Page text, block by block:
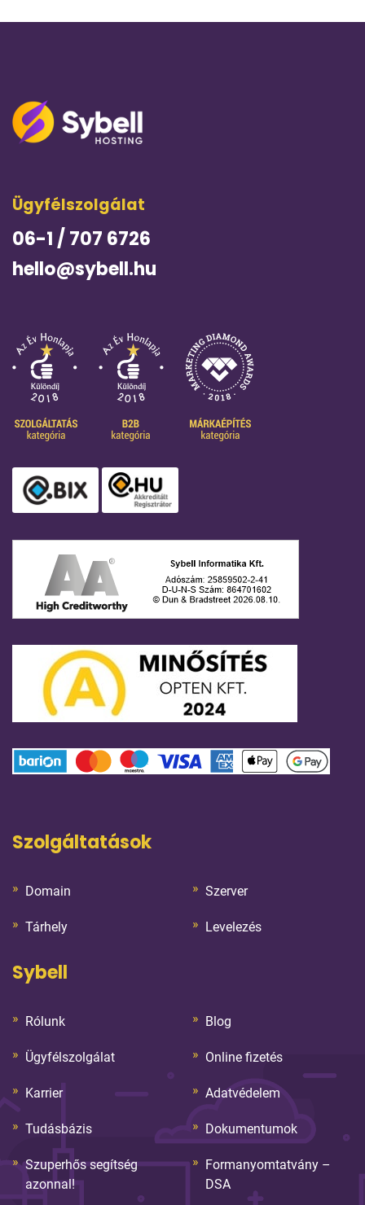
Ügyfélszolgálat
06-1 / 707 6726
hello@sybell.hu
Szolgáltatások
Domain Szerver
Tárhely Levelezés
Sybell
Rólunk Blog
Ügyfélszolgálat Online fizetés
Karrier Adatvédelem
Tudásbázis Dokumentumok
Szuperhős segítség
azonnal!
Formanyomtatvány –
DSA